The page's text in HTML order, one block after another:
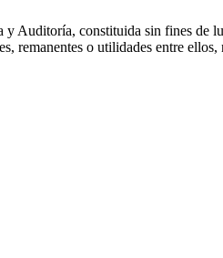
Auditoría, constituida sin fines de
remanentes o utilidades entre